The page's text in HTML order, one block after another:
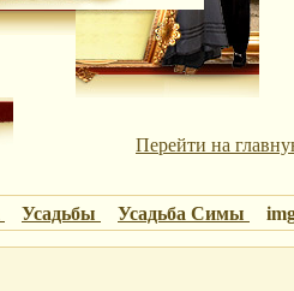
Перейти на
Усадьбы Усадьба Симы